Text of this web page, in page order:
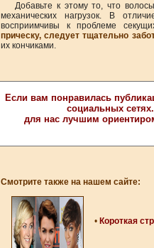
Добавьте к этому то, что
механических нагрузок. В
восприимчивы к проблеме
прическу, следует тщательно
их кончиками.
Если вам понравилась
социальных
для нас лучшим
Смотрите также на нашем сайте:
• Короткая